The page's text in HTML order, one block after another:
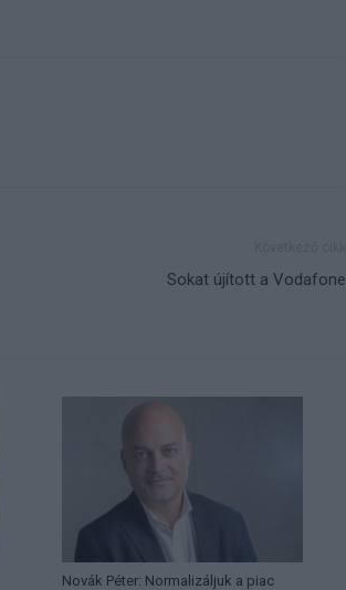
Sokat újított a Vodafone
Novák Péter: Normalizáljuk a piac